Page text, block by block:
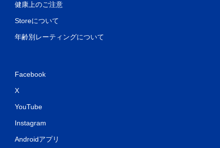
健康上のご注意
Storeについて
年齢別レーティングについて
Facebook
X
YouTube
Instagram
Androidアプリ